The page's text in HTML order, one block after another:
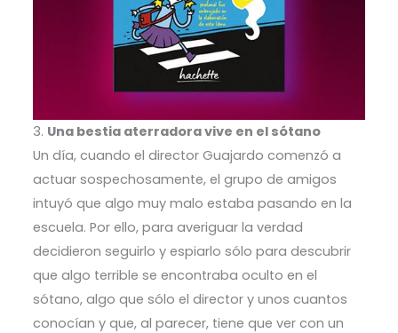
3. Una bestia aterradora vive en el sótano
Un día, cuando el director Guajardo comenzó a
actuar sospechosamente, el grupo de amigos
intuyó que algo muy malo estaba pasando en la
escuela. Por ello, para averiguar la verdad
decidieron seguirlo y espiarlo sólo para descubrir
que algo terrible se encontraba oculto en el
sótano, algo que sólo el director y unos cuantos
conocían y que, al parecer, tiene que ver con un